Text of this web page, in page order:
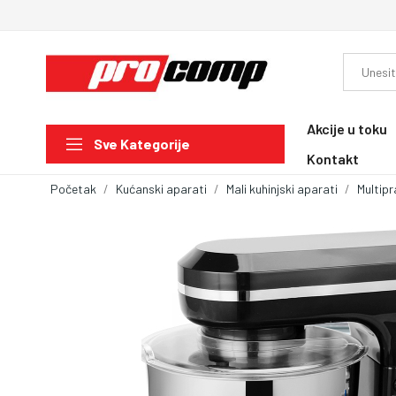
Sve Kategorije
Akcije u toku
Kontakt
Početak Kućanski aparati Mali kuhinjski aparati